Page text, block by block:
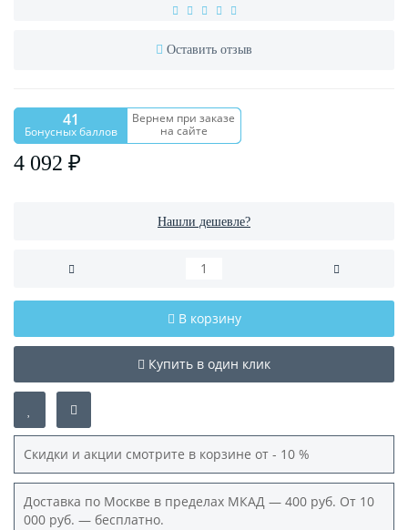
Оставить отзыв
41
Бонусных баллов
Вернем при заказе
на сайте
4 092 ₽
Нашли дешевле?
В корзину
Купить в один клик
Скидки и акции смотрите в корзине от - 10 %
Доставка по Москве в пределах МКАД — 400 руб. От 10
000 руб. — бесплатно.